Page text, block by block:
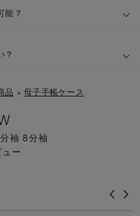
能？
？
品 ＞ 母子手帳ケース
袖 8分袖
ー